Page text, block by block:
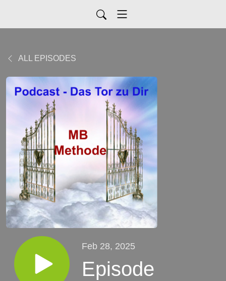
ALL EPISODES
Feb 28, 2025
Episode